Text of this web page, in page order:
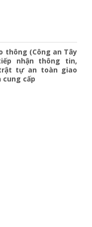
thông (Công an Tây
nhận thông tin,
tự an toàn giao
cấp